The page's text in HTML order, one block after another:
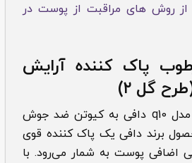
از روش های مراقبت از پوست در
پاک کننده آرایش
این دستمال مرطوب مدل q10 دافی به کیوتن ضد جوش
برند دافی یک پاک کننده قوی
اضافی پوست به شمار می‌رود. با